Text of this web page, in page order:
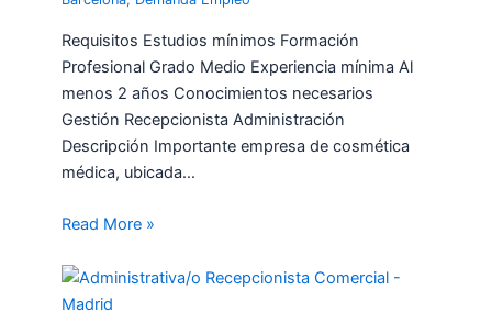
Requisitos Estudios mínimos Formación
Profesional Grado Medio Experiencia mínima Al
menos 2 años Conocimientos necesarios
Gestión Recepcionista Administración
Descripción Importante empresa de cosmética
médica, ubicada…
Read More »